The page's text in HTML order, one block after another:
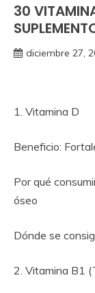
30
diciembre 27,
1. Vitamina D
Beneficio:
Por qué
óseo
Dónde se
2. Vitamina B1